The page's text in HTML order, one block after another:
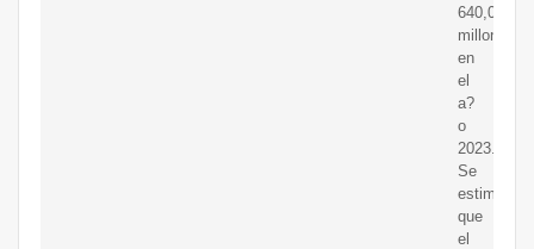
640,09
millones
en
el
a?
o
2023.
Se
estima
que
el